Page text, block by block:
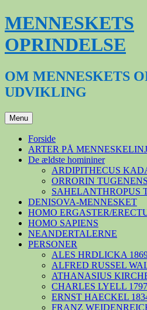
Hop
til
indhold
MENNESKETS
OPRINDELSE
OM MENNESKETS
UDVIKLING
Menu
Forside
ARTER PÅ
De ældste homininer
ARDIPITHECUS
ORRORIN
SAHELANTHROPUS
DENISOVA-MENNESKET
HOMO ERGASTER/
HOMO SAPIENS
NEANDERTALERNE
PERSONER
ALES HRDLICKA
ALFRED RUSSEL
ATHANASIUS
CHARLES LYELL
ERNST HAECKEL
FRANZ